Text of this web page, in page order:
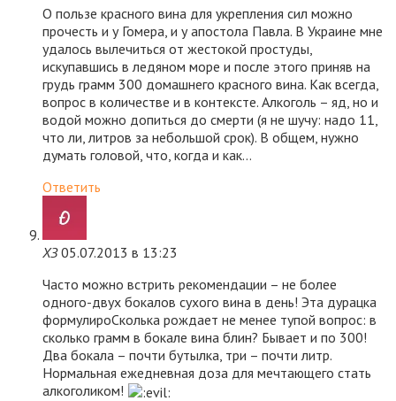
О пользе красного вина для укрепления сил можно
прочесть и у Гомера, и у апостола Павла. В Украине мне
удалось вылечиться от жестокой простуды,
искупавшись в ледяном море и после этого приняв на
грудь грамм 300 домашнего красного вина. Как всегда,
вопрос в количестве и в контексте. Алкоголь – яд, но и
водой можно допиться до смерти (я не шучу: надо 11,
что ли, литров за небольшой срок). В общем, нужно
думать головой, что, когда и как…
Ответить
ХЗ 05.07.2013 в 13:23
Часто можно встрить рекомендации – не более
одного-двух бокалов сухого вина в день! Эта дурацка
формулироСколька рождает не менее тупой вопрос: в
сколько грамм в бокале вина блин? Бывает и по 300!
Два бокала – почти бутылка, три – почти литр.
Нормальная ежедневная доза для мечтающего стать
алкоголиком!